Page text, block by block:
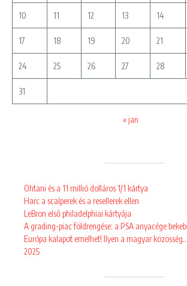
10 11 12 13 14
17 18 19 20 21
24 25 26 27 28
31
« jan
Ohtani és a 11 millió dolláros 1/1 kártya
Harc a scalperek és a resellerek ellen
LeBron első philadelphiai kártyája
A grading-piac földrengése: a PSA anyacége
Európa kalapot emelhet! Ilyen a magyar
2025